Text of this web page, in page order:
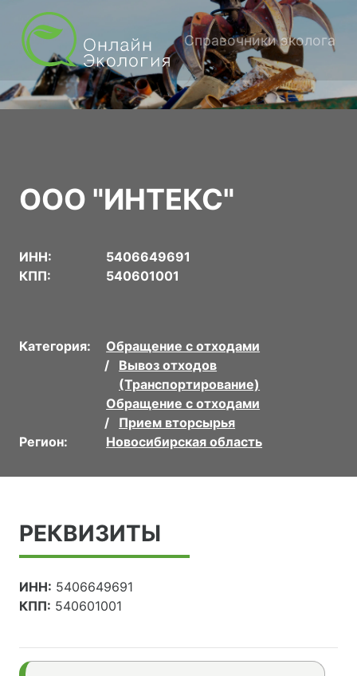
Справочники эколога
ООО "ИНТЕКС"
ИНН:
5406649691
КПП:
540601001
Категория:
Обращение с отходами
Вывоз отходов
(Транспортирование)
Обращение с отходами
Прием вторсырья
Регион:
Новосибирская область
РЕКВИЗИТЫ
ИНН: 5406649691
КПП: 540601001